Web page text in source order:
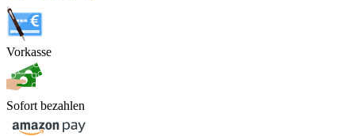
Vorkasse
Sofort bezahlen